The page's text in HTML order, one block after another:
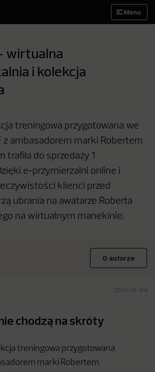
Menu
wirtualna
i kolekcja
treningowa przygotowana we
z ambasadorem marki Robertem
trafiła do sprzedaży 1
e-przymierzalni online i
klienci przed
ubrania na awatarze Roberta
na wirtualnym manekinie.
O autorze
2021-10-04
chodzą na skróty
treningowa przygotowana
marki Robertem